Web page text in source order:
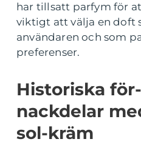
har tillsatt parfym för
viktigt att välja en doft
användaren och som
preferenser.
Historiska
nackdelar
sol-kräm